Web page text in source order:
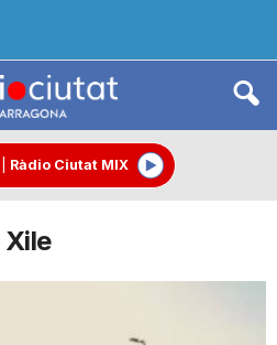
Ràdio Ciutat MIX